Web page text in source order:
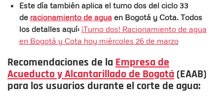
Este día también aplica el turno dos del ciclo 33
de racionamiento de agua en Bogotá y Cota. Todos
los detalles aquí: ¡Turno dos! Racionamiento de agua
en Bogotá y Cota hoy miércoles 26 de marzo
Recomendaciones de la Empresa de
Acueducto y Alcantarillado de Bogotá (EAAB)
para los usuarios durante el corte de agua: